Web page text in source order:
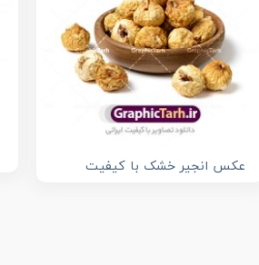
عکس انجیر خشک با کیفیت